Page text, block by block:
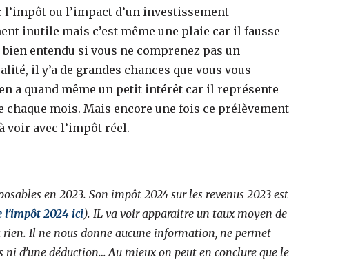
ou l’impact d’un investissement
inutile mais c’est même une plaie car il fausse
entendu si vous ne comprenez pas un
il y’a de grandes chances que vous vous
a quand même un petit intérêt car il représente
mois. Mais encore une fois ce prélèvement
voir avec l’impôt réel.
en 2023. Son impôt 2024 sur les revenus 2023 est
2024 ici). IL va voir apparaitre un taux moyen de
rien. Il ne nous donne aucune information, ne permet
ni d’une déduction… Au mieux on peut en conclure que le